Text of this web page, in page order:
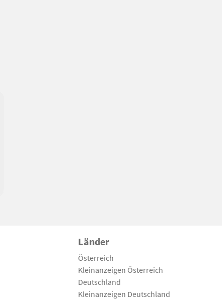
Länder
Österreich
Kleinanzeigen Österreich
Deutschland
Kleinanzeigen Deutschland